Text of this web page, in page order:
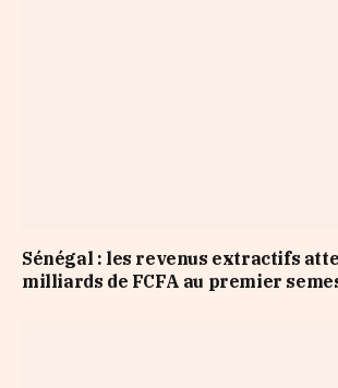
Sénégal : les revenus extractifs
milliards de FCFA au premier